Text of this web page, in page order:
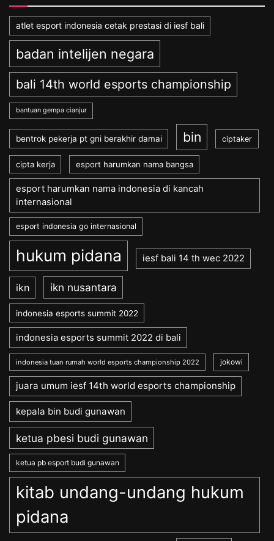
atlet esport indonesia cetak prestasi di iesf bali
badan intelijen negara
bali 14th world esports championship
bantuan gempa cianjur
bentrok pekerja pt gni berakhir damai bin ciptaker
cipta kerja esport harumkan nama bangsa
esport harumkan nama indonesia di kancah
internasional
esport indonesia go internasional
hukum pidana iesf bali 14 th wec 2022
ikn ikn nusantara
indonesia esports summit 2022
indonesia esports summit 2022 di bali
indonesia tuan rumah world esports championship 2022 jokowi
juara umum iesf 14th world esports championship
kepala bin budi gunawan
ketua pbesi budi gunawan
ketua pb esport budi gunawan
kitab undang-undang hukum
pidana